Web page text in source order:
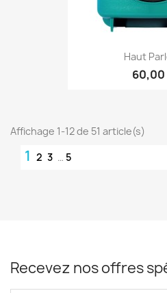
Haut
60,00
Affichage 1-12 de 51 article(s)
1 2 3 … 5
Recevez nos offres